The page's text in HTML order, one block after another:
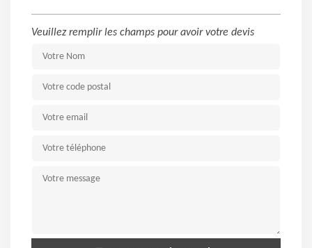
Veuillez remplir les champs pour avoir votre devis